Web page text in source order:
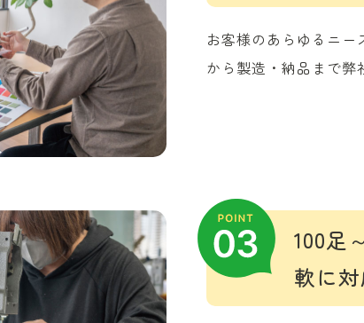
お客様のあらゆるニ
から製造・納品まで弊
100足
軟に